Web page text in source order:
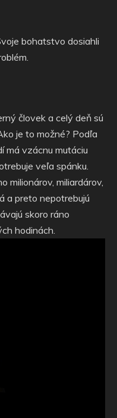
bohatstvo dosiahli
človek a celý deň sú
je to možné? Podľa
má vzácnu mutáciu
veľa spánku.
milionárov, miliardárov,
a preto nepotrebujú
skoro ráno
hodinách.